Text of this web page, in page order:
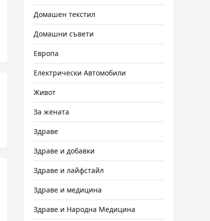
Домашен текстил
Домашни съвети
Европа
Електрически Автомобили
Живот
За жената
Здраве
Здраве и добавки
Здраве и лайфстайл
Здраве и медицина
Здраве и Народна Медицина